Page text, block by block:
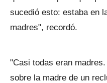
sucedió esto: estaba en
madres", recordó.
"Casi todas eran
sobre la madre de un